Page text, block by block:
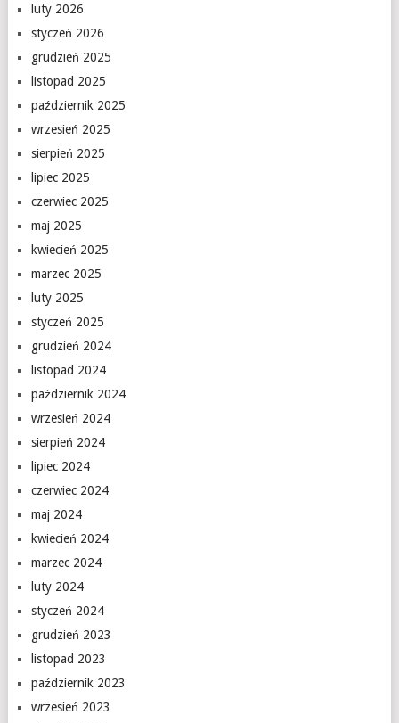
luty 2026
styczeń 2026
grudzień 2025
listopad 2025
październik 2025
wrzesień 2025
sierpień 2025
lipiec 2025
czerwiec 2025
maj 2025
kwiecień 2025
marzec 2025
luty 2025
styczeń 2025
grudzień 2024
listopad 2024
październik 2024
wrzesień 2024
sierpień 2024
lipiec 2024
czerwiec 2024
maj 2024
kwiecień 2024
marzec 2024
luty 2024
styczeń 2024
grudzień 2023
listopad 2023
październik 2023
wrzesień 2023